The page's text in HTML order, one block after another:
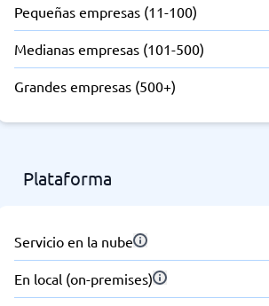
Pequeñas empresas (11-100)
Medianas empresas (101-500)
Grandes empresas (500+)
Plataforma
Servicio en la nube
En local (on-premises)